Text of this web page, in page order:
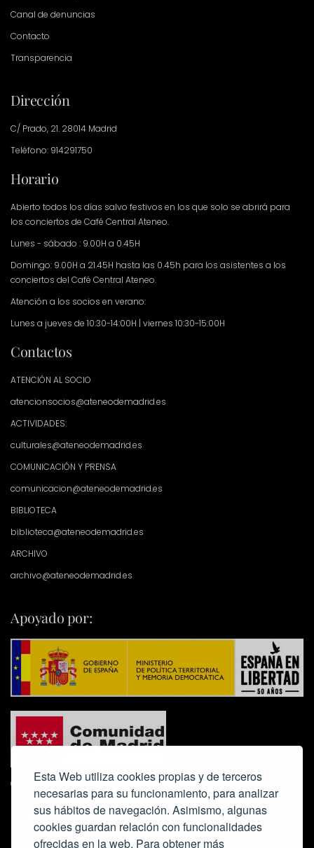
Esta Web utiliza cookies propias y de terceros
necesarias para su funcionamiento, para analizar
sus hábitos de navegación. Asimismo, algunas
cookies guardan relación con funcionalidades
ofrecidas en la web. Para obtener más
Canal de denuncias
Contacto
Transparencia
Dirección
C/ Prado, 21. 28014 Madrid
Teléfono: 914291750
Horario
Abierto todos los días salvo festivos en los que solo se abrirá para
los conciertos de Café Central Ateneo.
Lunes - sábado : 9.00H a 0.45H
Domingo: 9.00H a 21.45H hasta las 0.45h para los asistentes a los
conciertos del Café Central Ateneo.
Atención a los socios en verano:
Lunes a jueves de 10:30-14:00H | viernes 10:30-15:00H
Contactos
ATENCIÓN AL SOCIO
atencionsocios@ateneodemadrid.es
ACTIVIDADES:
culturales@ateneodemadrid.es
COMUNICACIÓN Y PRENSA
comunicacion@ateneodemadrid.es
BIBLIOTECA
biblioteca@ateneodemadrid.es
ARCHIVO
archivo@ateneodemadrid.es
Apoyado por: